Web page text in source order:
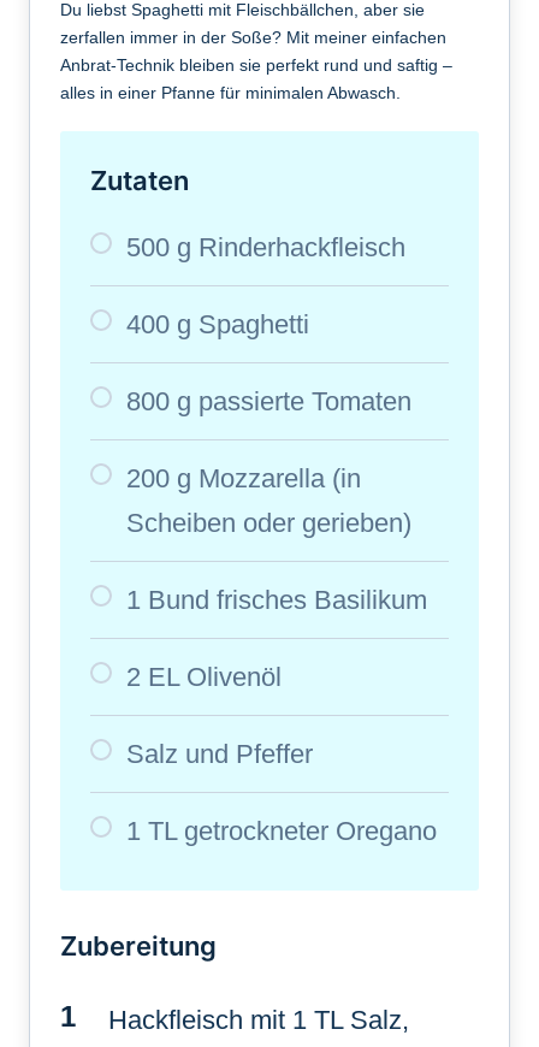
Du liebst Spaghetti mit Fleischbällchen, aber sie
zerfallen immer in der Soße? Mit meiner einfachen
Anbrat-Technik bleiben sie perfekt rund und saftig –
alles in einer Pfanne für minimalen Abwasch.
Zutaten
500 g Rinderhackfleisch
400 g Spaghetti
800 g passierte Tomaten
200 g Mozzarella (in
Scheiben oder gerieben)
1 Bund frisches Basilikum
2 EL Olivenöl
Salz und Pfeffer
1 TL getrockneter Oregano
Zubereitung
Hackfleisch mit 1 TL Salz,